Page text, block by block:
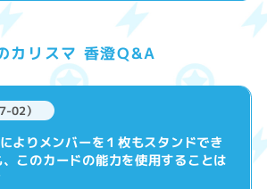
カリスマ 香澄Q&A
02）
よりメンバーを１枚もスタンドでき
このカードの能力を使用することは